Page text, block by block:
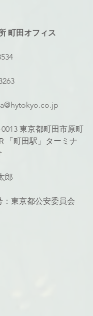
町田オフィス
東京都町田市原町
「町田駅」ターミナ
郎
東京都公安委員会